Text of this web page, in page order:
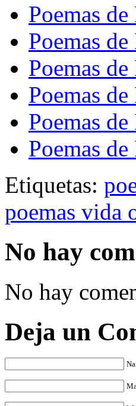
Poemas
Poemas
Poemas
Poemas
Poemas
Poemas
Etiquetas:
poemas vida
No hay
No hay
Deja un